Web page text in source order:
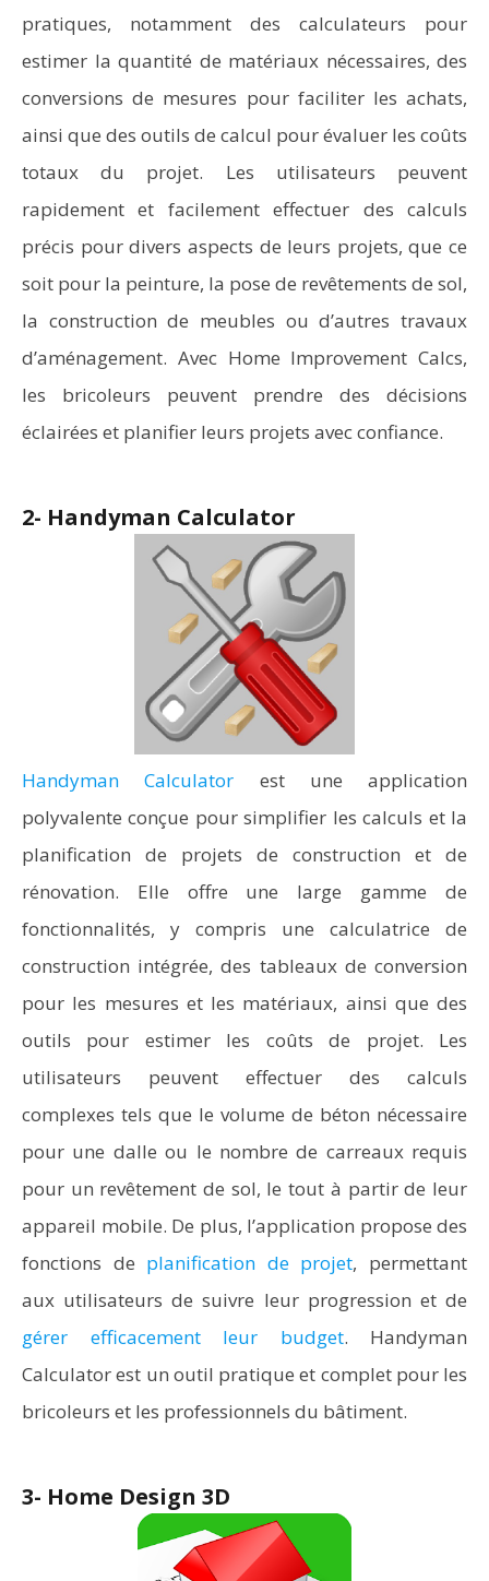
pratiques, notamment des calculateurs pour
estimer la quantité de matériaux nécessaires, des
conversions de mesures pour faciliter les achats,
ainsi que des outils de calcul pour évaluer les coûts
totaux du projet. Les utilisateurs peuvent
rapidement et facilement effectuer des calculs
précis pour divers aspects de leurs projets, que ce
soit pour la peinture, la pose de revêtements de sol,
la construction de meubles ou d’autres travaux
d’aménagement. Avec Home Improvement Calcs,
les bricoleurs peuvent prendre des décisions
éclairées et planifier leurs projets avec confiance.
2- Handyman Calculator
Handyman Calculator est une application
polyvalente conçue pour simplifier les calculs et la
planification de projets de construction et de
rénovation. Elle offre une large gamme de
fonctionnalités, y compris une calculatrice de
construction intégrée, des tableaux de conversion
pour les mesures et les matériaux, ainsi que des
outils pour estimer les coûts de projet. Les
utilisateurs peuvent effectuer des calculs
complexes tels que le volume de béton nécessaire
pour une dalle ou le nombre de carreaux requis
pour un revêtement de sol, le tout à partir de leur
appareil mobile. De plus, l’application propose des
fonctions de planification de projet, permettant
aux utilisateurs de suivre leur progression et de
gérer efficacement leur budget. Handyman
Calculator est un outil pratique et complet pour les
bricoleurs et les professionnels du bâtiment.
3- Home Design 3D